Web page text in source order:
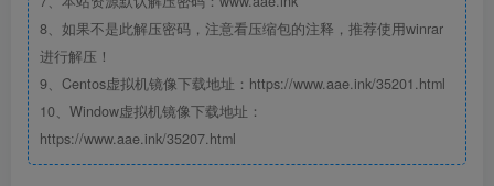
8、如果不是此解压密码，注意看压缩包的注释，推荐使用winrar
进行解压！
9、Centos虚拟机镜像下载地址：https://www.aae.ink/35201.html
10、Window虚拟机镜像下载地址：
https://www.aae.ink/35207.html